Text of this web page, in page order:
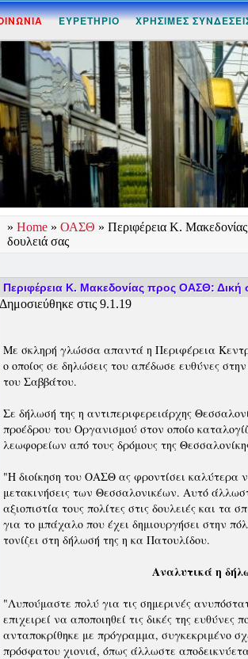
ΕΥΡΕΤΗΡΙΟ ΧΡΗΣΙΜΕΣ
» Home » ΟΑΣΘ » Περιφέρεια Κ.
δουλειά σας
Περιφέρεια Κ. Μακεδονίας προς ΟΑΣΘ: Δική
Δημοσιεύθηκε στις 9.1.19
Με σκληρή γλώσσα απαντά η Περιφέρεια
ο οποίος σε δηλώσεις του απέδωσε ευθύνες
του Σαββάτου.
Σε δήλωσή της η αντιπεριφερειάρχης
προέδρου του Οργανισμού στον οποίο
λεωφορείων από τους δρόμους της
"Η διοίκηση του ΟΑΣΘ ας φροντίσει καλύτερα
μετακινήσεις των Θεσσαλονικέων. Αυτό
αξιοπιστία τους πολίτες στις δουλειές και τα
για το μπάχαλο που έχει δημιουργήσει στην
τονίζει στη δήλωσή της η κα Πατουλίδου.
Αναλυτικά η
"Λυπούμαστε πολύ για τις σημερινές
επιχειρεί να αποποιηθεί τις δικές της
ανταποκρίθηκε με πρόγραμμα, συγκεκριμένο
πρόσφατου χιονιά, όπως άλλωστε